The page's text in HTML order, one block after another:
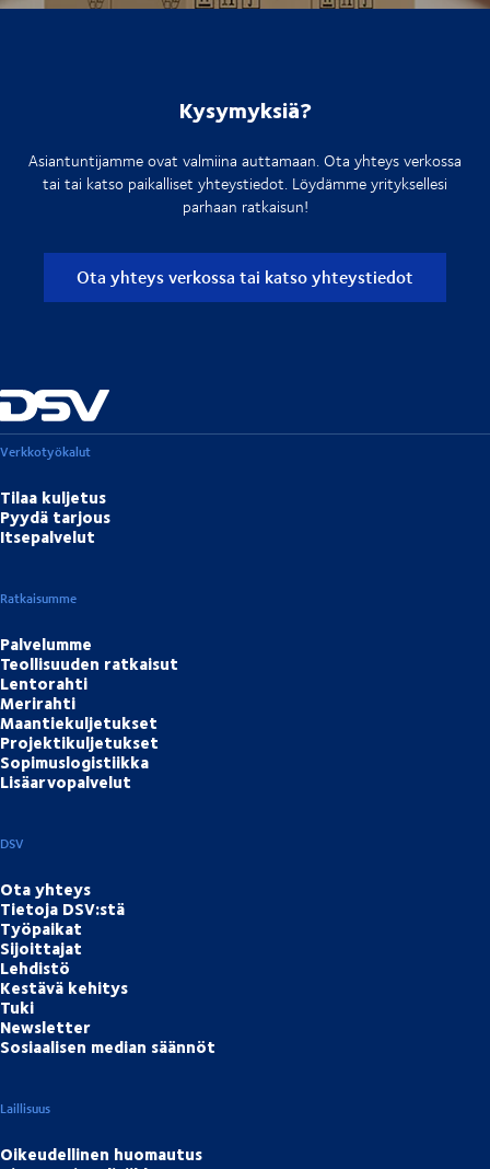
Kysymyksiä?
Asiantuntijamme ovat valmiina auttamaan. Ota yhteys verkossa
tai tai katso paikalliset yhteystiedot. Löydämme yrityksellesi
parhaan ratkaisun!
Ota yhteys verkossa tai katso yhteystiedot
Verkkotyökalut
Tilaa kuljetus
Pyydä tarjous
Itsepalvelut
Ratkaisumme
Palvelumme
Teollisuuden ratkaisut
Lentorahti
Merirahti
Maantiekuljetukset
Projektikuljetukset
Sopimuslogistiikka
Lisäarvopalvelut
DSV
Ota yhteys
Tietoja DSV:stä
Työpaikat
Sijoittajat
Lehdistö
Kestävä kehitys
Tuki
Newsletter
Sosiaalisen median säännöt
Laillisuus
Oikeudellinen huomautus